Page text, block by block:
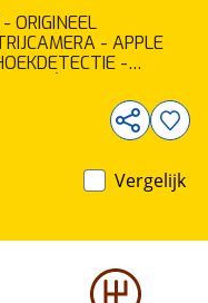
- APPLE
-
START
Vergelijk